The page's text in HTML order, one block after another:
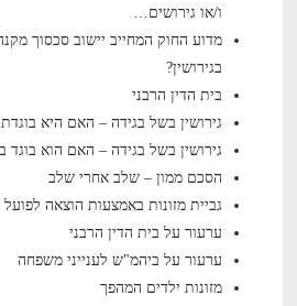
ו/או גירושים…
מדוע החוק המחייב יישוב סכסוך
בגירושין?
בית הדין הרבני
גירושין בשל בגידה – האם היא בוגדת
גירושין בשל בגידה – האם הוא בוגד
הסכם ממון – שלב אחרי שלב
גביית מזונות באמצעות הוצאה לפועל
ערעור על בית הדין הרבני
ערעור על ביהמ"ש לענייני משפחה
מזונות ילדים המהפך